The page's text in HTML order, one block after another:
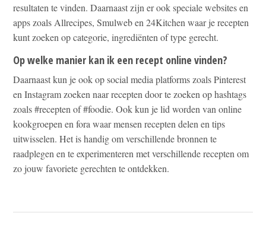
resultaten te vinden. Daarnaast zijn er ook speciale websites en
apps zoals Allrecipes, Smulweb en 24Kitchen waar je recepten
kunt zoeken op categorie, ingrediënten of type gerecht.
Op welke manier kan ik een recept online vinden?
Daarnaast kun je ook op social media platforms zoals Pinterest
en Instagram zoeken naar recepten door te zoeken op hashtags
zoals #recepten of #foodie. Ook kun je lid worden van online
kookgroepen en fora waar mensen recepten delen en tips
uitwisselen. Het is handig om verschillende bronnen te
raadplegen en te experimenteren met verschillende recepten om
zo jouw favoriete gerechten te ontdekken.